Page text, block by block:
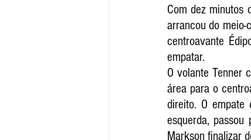
Com dez minutos
arrancou do
centroavante
empatar.
O volante Tenner
área para o
direito. O empate
esquerda,
Markson finalizar